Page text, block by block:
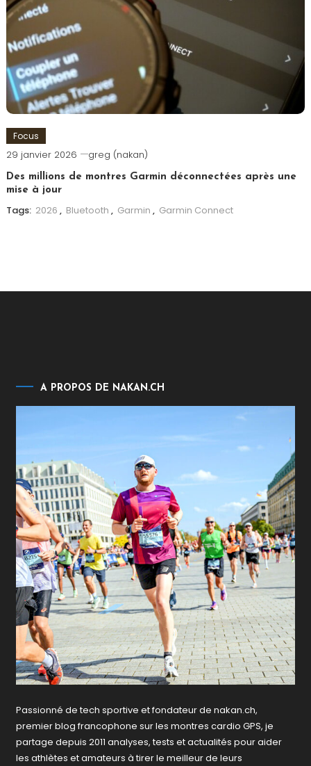
Focus
29 janvier 2026 greg (nakan)
Des millions de montres Garmin déconnectées après une
mise à jour
Tags: 2026 , Bluetooth , Garmin , Garmin Connect
A PROPOS DE NAKAN.CH
Passionné de tech sportive et fondateur de nakan.ch,
premier blog francophone sur les montres cardio GPS, je
partage depuis 2011 analyses, tests et actualités pour aider
les athlètes et amateurs à tirer le meilleur de leurs